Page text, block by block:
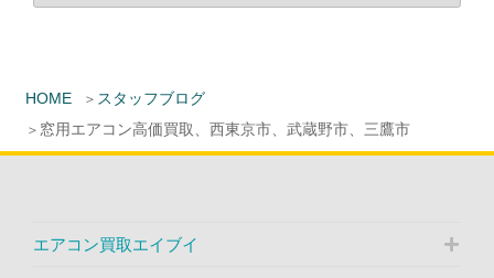
HOME
スタッフブログ
窓用エアコン高価買取、西東京市、武蔵野市、三鷹市
エアコン買取エイブイ